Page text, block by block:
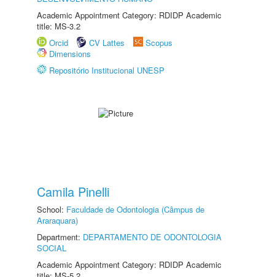
Academic Appointment Category: RDIDP Academic
title: MS-3.2
Orcid
CV Lattes
Scopus
Dimensions
Repositório Institucional UNESP
Camila Pinelli
School: Faculdade de Odontologia (Câmpus de
Araraquara)
Department: DEPARTAMENTO DE ODONTOLOGIA
SOCIAL
Academic Appointment Category: RDIDP Academic